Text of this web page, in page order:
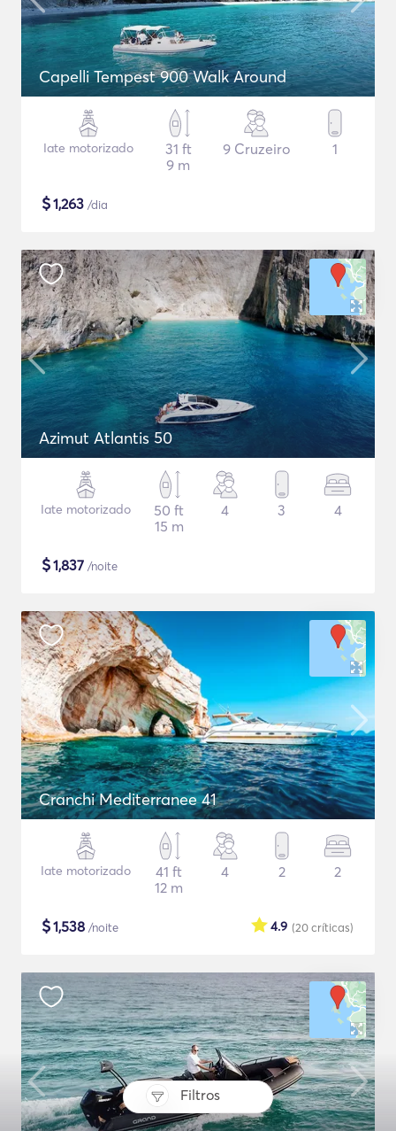
Filtros
Capelli Tempest 900 Walk Around
Iate motorizado
31 ft
9 m
9 Cruzeiro 1
$1,263 /dia
Azimut Atlantis 50
Iate motorizado
50 ft
15 m
4 3 4
$1,837 /noite
Cranchi Mediterranee 41
Iate motorizado
41 ft
12 m
4 2 2
$1,538 /noite (20críticas)
4.9